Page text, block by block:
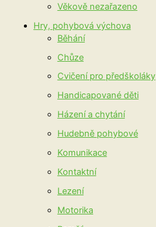
Věkově nezařazeno
Hry, pohybová výchova
Běhání
Chůze
Cvičení pro předškoláky
Handicapované děti
Házení a chytání
Hudebně pohybové
Komunikace
Kontaktní
Lezení
Motorika